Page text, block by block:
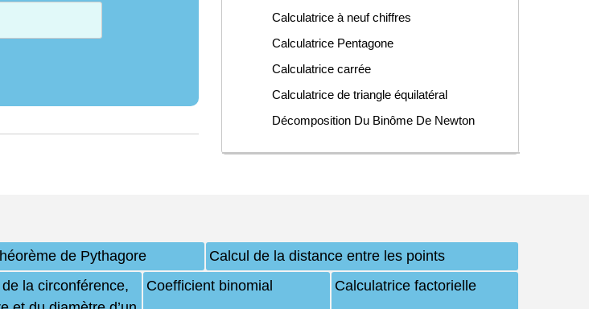
Calculatrice à neuf chiffres
Calculatrice Pentagone
Calculatrice carrée
Calculatrice de triangle équilatéral
Décomposition Du Binôme De Newton
de Pythagore
Calcul de la distance entre les points
la circonférence,
Coefficient binomial Calculatrice factorielle